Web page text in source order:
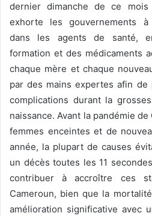
dernier dimanche de ce mois
exhorte les gouvernements à
dans les agents de santé,
formation et des médicaments
chaque mère et chaque
par des mains expertes afin
complications durant la
naissance. Avant la pandémie
femmes enceintes et de
année, la plupart de causes
un décès toutes les 11
contribuer à accroître ces
Cameroun, bien que la
amélioration significative avec